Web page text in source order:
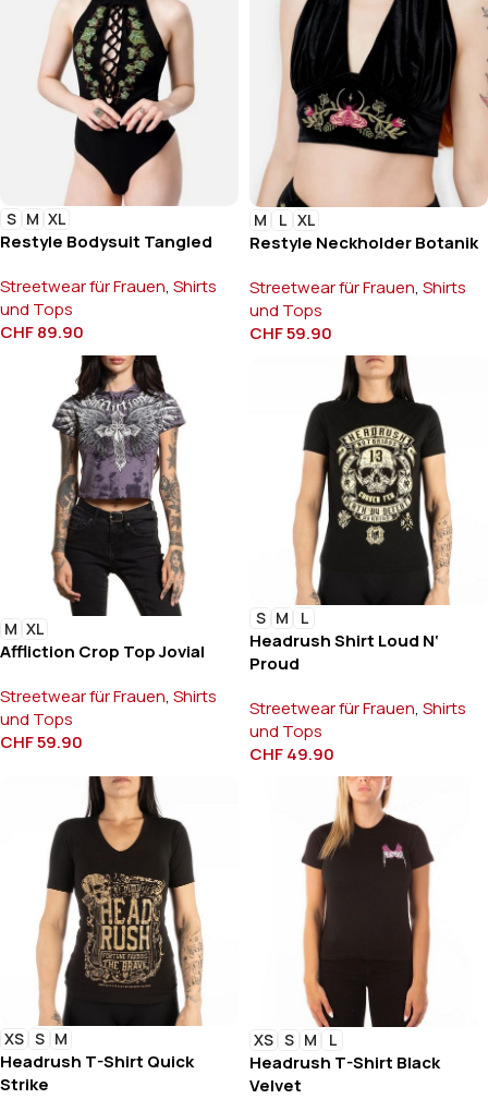
S M XL
Restyle Bodysuit Tangled
Streetwear für Frauen, Shirts
und Tops
CHF89.90
M L XL
Restyle Neckholder Botanik
Streetwear für Frauen, Shirts
und Tops
CHF59.90
M XL
Affliction Crop Top Jovial
Streetwear für Frauen, Shirts
und Tops
CHF59.90
S M L
Headrush Shirt Loud N‘
Proud
Streetwear für Frauen, Shirts
und Tops
CHF49.90
XS S M
Headrush T-Shirt Quick
Strike
XS S M L
Headrush T-Shirt Black
Velvet